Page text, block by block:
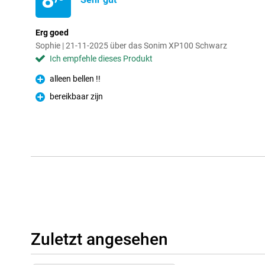
Erg goed
Sophie | 21-11-2025 über das Sonim XP100 Schwarz
Ich empfehle dieses Produkt
Pro
alleen bellen !!
Pro
bereikbaar zijn
Zuletzt angesehen